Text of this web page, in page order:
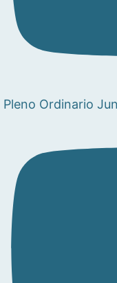
Pleno Ordinario